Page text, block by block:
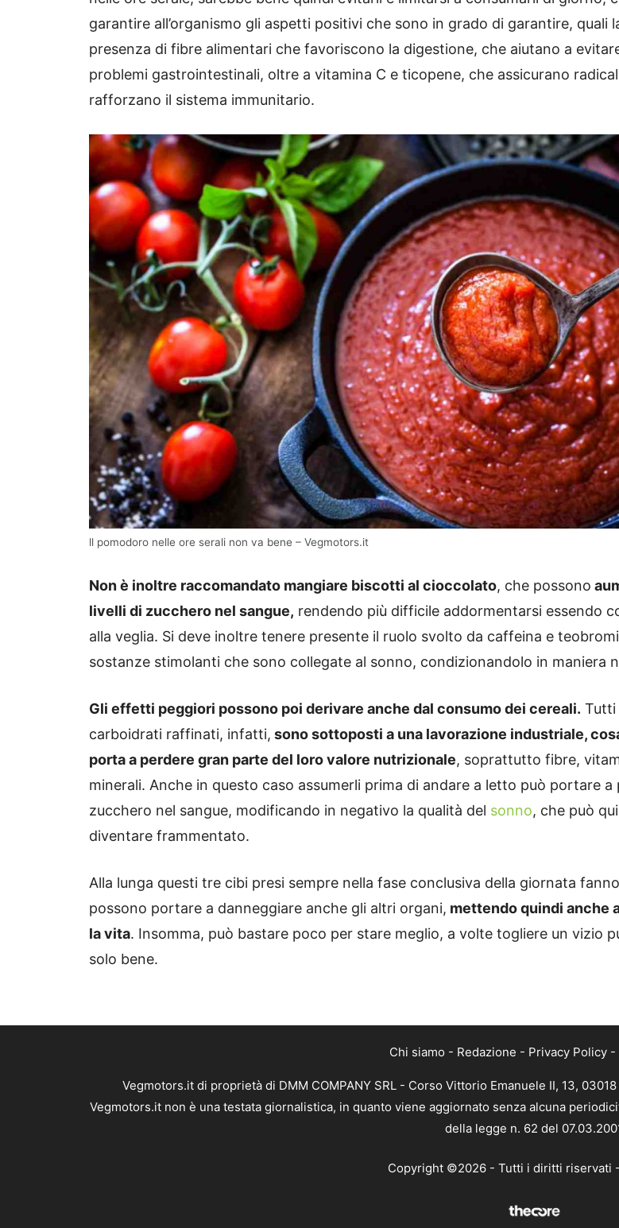
garantire all’organismo gli aspetti positivi che sono in grado di garantire, quali
presenza di fibre alimentari che favoriscono la digestione, che aiutano a
problemi gastrointestinali, oltre a vitamina C e ticopene, che assicurano
rafforzano il sistema immunitario.
ll pomodoro nelle ore serali non va bene – Vegmotors.it
Non è inoltre raccomandato mangiare biscotti al cioccolato, che possono
livelli di zucchero nel sangue, rendendo più difficile addormentarsi essendo
alla veglia. Si deve inoltre tenere presente il ruolo svolto da caffeina e
sostanze stimolanti che sono collegate al sonno, condizionandolo in maniera
Gli effetti peggiori possono poi derivare anche dal consumo dei cereali. Tutti
carboidrati raffinati, infatti, sono sottoposti a una lavorazione industriale,
porta a perdere gran parte del loro valore nutrizionale, soprattutto fibre,
minerali. Anche in questo caso assumerli prima di andare a letto può portare a
zucchero nel sangue, modificando in negativo la qualità del sonno, che può
diventare frammentato.
Alla lunga questi tre cibi presi sempre nella fase conclusiva della giornata
possono portare a danneggiare anche gli altri organi, mettendo quindi anche
la vita. Insomma, può bastare poco per stare meglio, a volte togliere un vizio
solo bene.
Chi siamo - Redazione - Privacy Policy -
Vegmotors.it di proprietà di DMM COMPANY SRL - Corso Vittorio Emanuele II, 13,
Vegmotors.it non è una testata giornalistica, in quanto viene aggiornato senza alcuna
della legge n. 62 del
Copyright ©2026 - Tutti i diritti riservati -